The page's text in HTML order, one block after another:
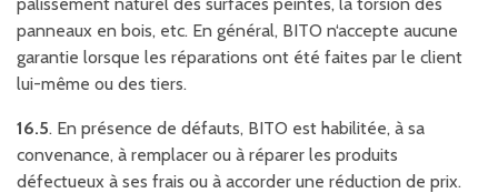
panneaux en bois, etc. En général, BITO n‘accepte aucune
garantie lorsque les réparations ont été faites par le client
lui-même ou des tiers.
16.5. En présence de défauts, BITO est habilitée, à sa
convenance, à remplacer ou à réparer les produits
défectueux à ses frais ou à accorder une réduction de prix.